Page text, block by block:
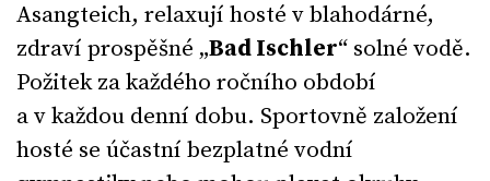
Asangteich, relaxují hosté v blahodárné,
zdraví prospěšné „Bad Ischler“ solné vodě.
Požitek za každého ročního období
a v každou denní dobu. Sportovně založení
hosté se účastní bezplatné vodní